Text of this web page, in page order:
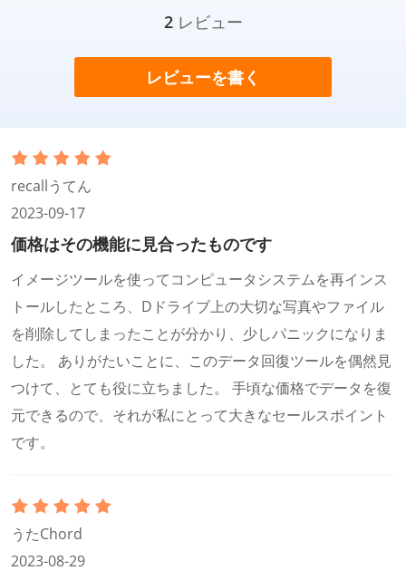
2レビュー
レビューを書く
recallうてん
2023-09-17
価格はその機能に見合ったものです
イメージツールを使ってコンピュータシステムを再インス
トールしたところ、Dドライブ上の大切な写真やファイル
を削除してしまったことが分かり、少しパニックになりま
した。 ありがたいことに、このデータ回復ツールを偶然見
つけて、とても役に立ちました。 手頃な価格でデータを復
元できるので、それが私にとって大きなセールスポイント
です。
うたChord
2023-08-29